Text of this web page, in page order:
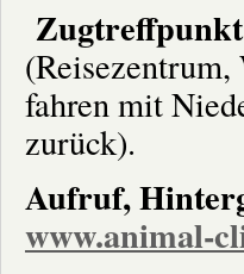
Zugtreffpunkt
fahren mit
zurück).
Aufruf,
www.animal-